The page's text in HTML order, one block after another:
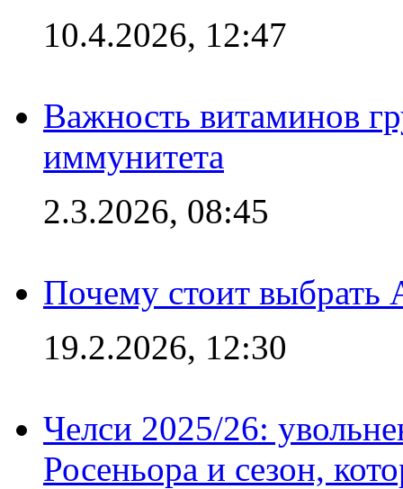
10.4.2026, 12:47
Важность витаминов
иммунитета
2.3.2026, 08:45
Почему стоит выбрать
19.2.2026, 12:30
Челси 2025/26:
Росеньора и сезон,